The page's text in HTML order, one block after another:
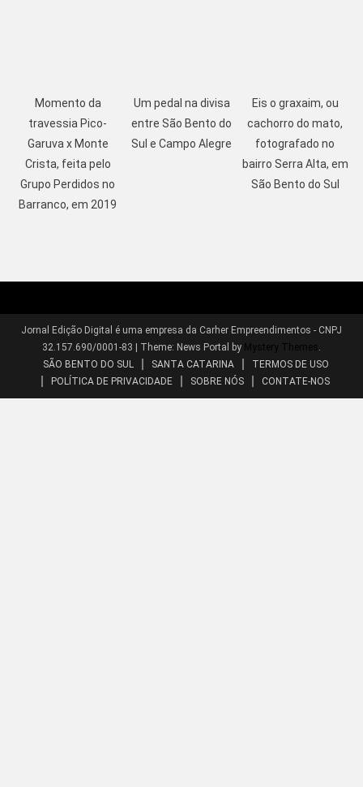
Momento da
travessia Pico-
Garuva x Monte
Crista, feita pelo
Grupo Perdidos no
Barranco, em 2019
Um pedal na divisa
entre São Bento do
Sul e Campo Alegre
Eis o graxaim, ou
cachorro do mato,
fotografado no
bairro Serra Alta, em
São Bento do Sul
Jornal Edição Digital é uma empresa da Carher Empreendimentos - CNPJ
32.157.690/0001-83
Theme: News Portal by Mystery Themes .
SÃO BENTO DO SUL
SANTA CATARINA
TERMOS DE USO
POLÍTICA DE PRIVACIDADE
SOBRE NÓS CONTATE-NOS